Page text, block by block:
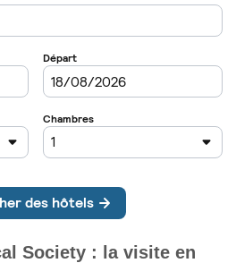
Society : la visite en